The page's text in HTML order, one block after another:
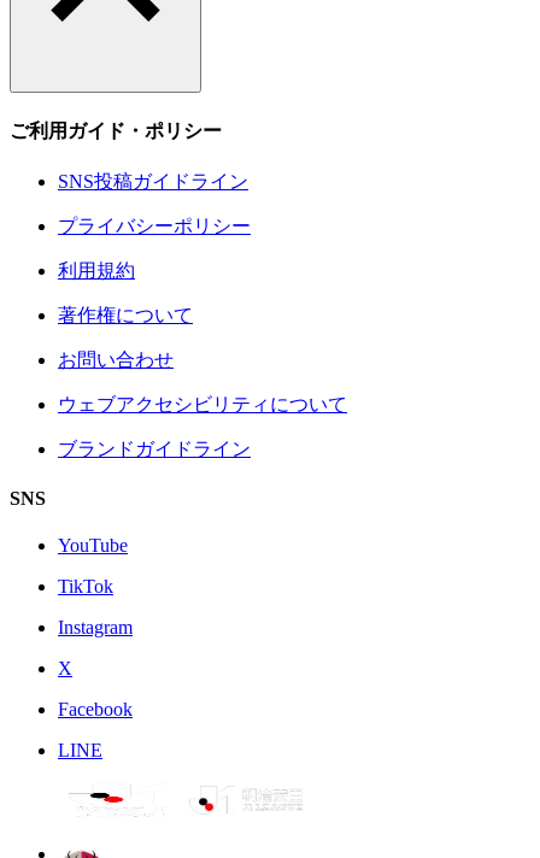
ご利用ガイド・ポリシー
SNS投稿ガイドライン
プライバシーポリシー
利用規約
著作権について
お問い合わせ
ウェブアクセシビリティについて
ブランドガイドライン
SNS
YouTube
TikTok
Instagram
X
Facebook
LINE